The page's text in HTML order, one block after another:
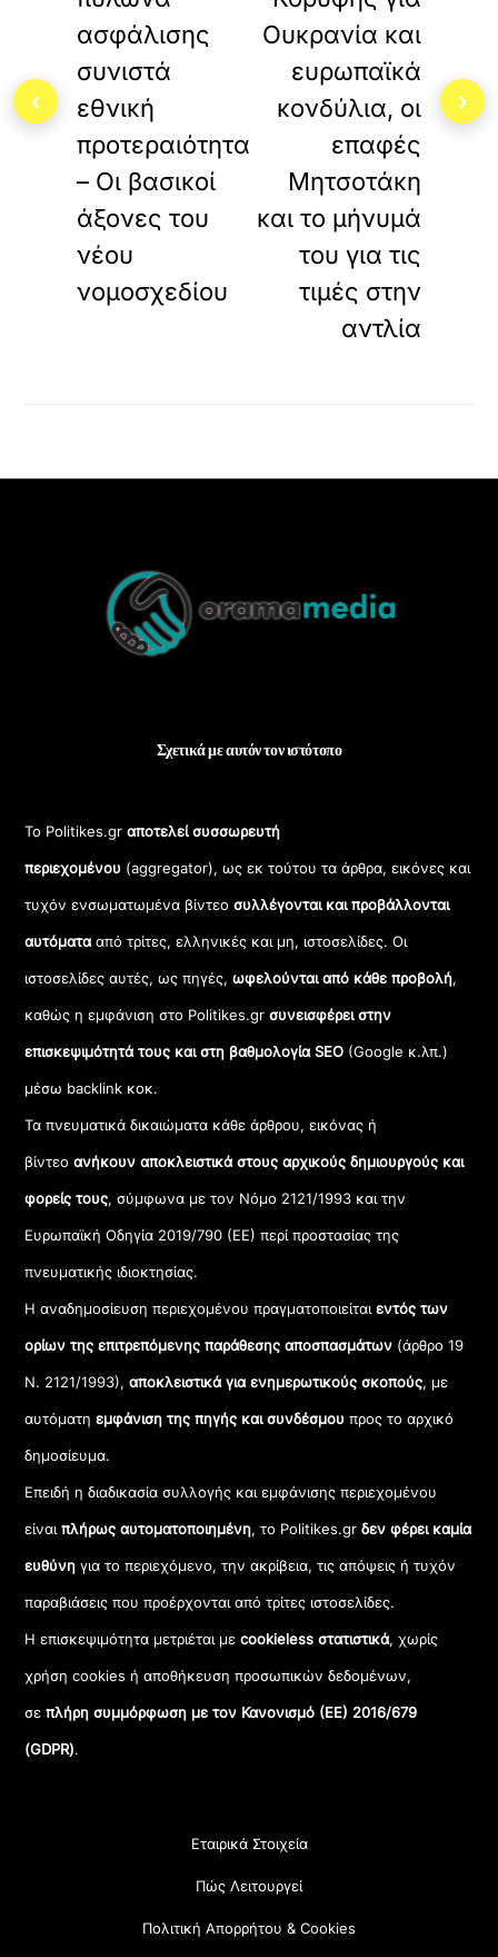
ασφάλισης
συνιστά
εθνική
προτεραιότητα
– Οι βασικοί
άξονες του
νέου
νομοσχεδίου
Ουκρανία και
ευρωπαϊκά
κονδύλια, οι
επαφές
Μητσοτάκη
και το μήνυμά
του για τις
τιμές στην
αντλία
Top
Σχετικά με αυτόν τον ιστότοπο
Το Politikes.grαποτελεί συσσωρευτή
περιεχομένου (aggregator), ως εκ τούτου τα άρθρα, εικόνες και
τυχόν ενσωματωμένα βίντεοσυλλέγονται και προβάλλονται
αυτόματααπό τρίτες, ελληνικές και μη, ιστοσελίδες. Οι
ιστοσελίδες αυτές, ως πηγές,ωφελούνται από κάθε προβολή,
καθώς η εμφάνιση στο Politikes.gr συνεισφέρει στην
επισκεψιμότητά τους και στη βαθμολογία SEO (Google κ.λπ.)
μέσω backlink κοκ.
Τα πνευματικά δικαιώματα κάθε άρθρου, εικόνας ή
βίντεοανήκουν αποκλειστικά στους αρχικούς δημιουργούς και
φορείς τους, σύμφωνα με τον Νόμο 2121/1993 και την
Ευρωπαϊκή Οδηγία 2019/790 (ΕΕ) περί προστασίας της
πνευματικής ιδιοκτησίας.
Η αναδημοσίευση περιεχομένου πραγματοποιείταιεντός των
ορίων της επιτρεπόμενης παράθεσης αποσπασμάτων (άρθρο 19
Ν. 2121/1993), αποκλειστικά για ενημερωτικούς σκοπούς, με
αυτόματηεμφάνιση της πηγής και συνδέσμου προς το αρχικό
δημοσίευμα.
Επειδή η διαδικασία συλλογής και εμφάνισης περιεχομένου
είναιπλήρως αυτοματοποιημένη, το Politikes.grδεν φέρει καμία
ευθύνη για το περιεχόμενο, την ακρίβεια, τις απόψεις ή τυχόν
παραβιάσεις που προέρχονται από τρίτες ιστοσελίδες.
Η επισκεψιμότητα μετριέται μεcookieless στατιστικά, χωρίς
χρήση cookies ή αποθήκευση προσωπικών δεδομένων,
σεπλήρη συμμόρφωση με τον Κανονισμό (ΕΕ) 2016/679
(GDPR).
Εταιρικά Στοιχεία
Πώς Λειτουργεί
Πολιτική Απορρήτου & Cookies
‹ ›